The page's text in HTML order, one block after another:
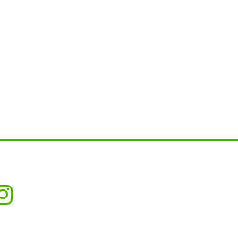
Instagram